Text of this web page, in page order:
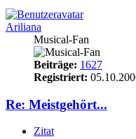
Ariliana
Musical-Fan
Beiträge: 1627
Registriert:
Re: Meistgehört...
Zitat